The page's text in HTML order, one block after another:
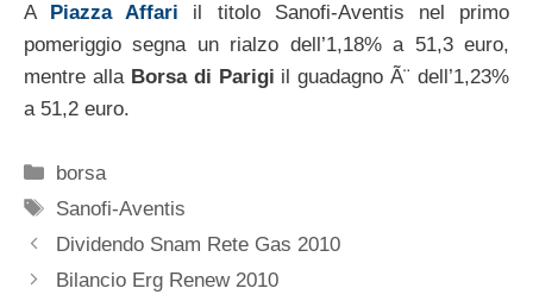
A Piazza Affari il titolo Sanofi-Aventis nel primo
pomeriggio segna un rialzo dell’1,18% a 51,3 euro,
mentre alla Borsa di Parigi il guadagno Ã¨ dell’1,23%
a 51,2 euro.
Categorie
borsa
Tag
Sanofi-Aventis
Dividendo Snam Rete Gas 2010
Bilancio Erg Renew 2010